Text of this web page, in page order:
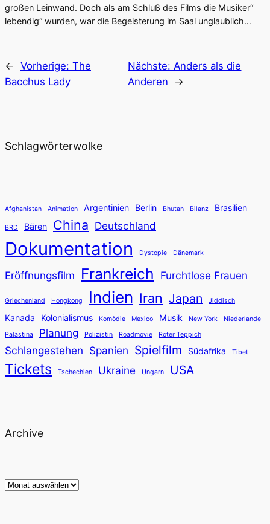
großen Leinwand. Doch als am Schluß des Films die Musiker“
lebendig“ wurden, war die Begeisterung im Saal unglaublich…
← Vorherige: The
Bacchus Lady
Nächste: Anders als die
Anderen
→
Schlagwörterwolke
Afghanistan Animation Argentinien Berlin Bhutan Bilanz Brasilien
BRD Bären China Deutschland
Dokumentation Dystopie Dänemark
Eröffnungsfilm Frankreich Furchtlose Frauen
Griechenland Hongkong Indien Iran Japan Jiddisch
Kanada Kolonialismus Komödie Mexico Musik New York
Niederlande
Palästina
Planung Polizistin Roadmovie Roter Teppich
Schlangestehen Spanien Spielfilm Südafrika Tibet
Tickets Tschechien Ukraine Ungarn USA
Archive
Archiv